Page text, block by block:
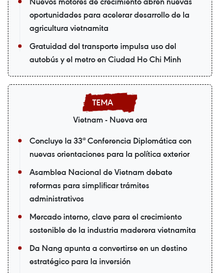
oportunidades para acelerar desarrollo de la
agricultura vietnamita
Gratuidad del transporte impulsa uso del
autobús y el metro en Ciudad Ho Chi Minh
Vietnam - Nueva era
Concluye la 33ª Conferencia Diplomática con
nuevas orientaciones para la política exterior
Asamblea Nacional de Vietnam debate
reformas para simplificar trámites
administrativos
Mercado interno, clave para el crecimiento
sostenible de la industria maderera vietnamita
Da Nang apunta a convertirse en un destino
estratégico para la inversión